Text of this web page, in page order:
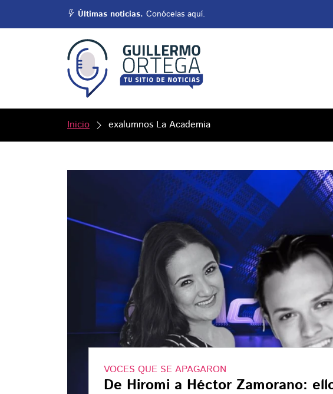
Últimas noticias. Conócelas aquí.
Inicio exalumnos La Academia
VOCES QUE SE APAGARON
De Hiromi a Héctor Zamorano: